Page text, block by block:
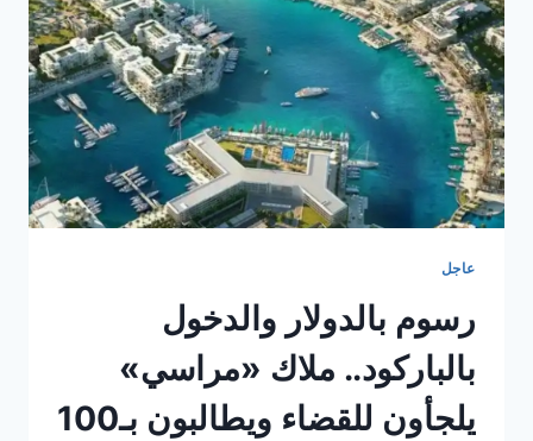
لها
بالحج
مواعيد
ورسوم
القرعة
لهذا
لعام
عاجل
رسوم بالدولار والدخول
بالباركود.. ملاك «مراسي»
يلجأون للقضاء ويطالبون بـ100